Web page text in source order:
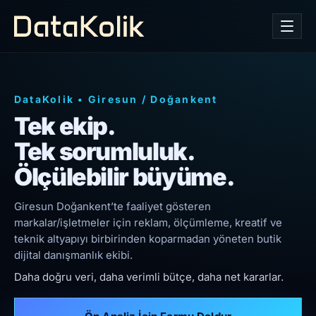
DataKolik • Giresun / Doğankent
Tek ekip.
Tek sorumluluk.
Ölçülebilir büyüme.
Giresun Doğankent’te faaliyet gösteren
markalar/işletmeler için reklam, ölçümleme, kreatif ve
teknik altyapıyı birbirinden koparmadan yöneten butik
dijital danışmanlık ekibi.
Daha doğru veri, daha verimli bütçe, daha net kararlar.